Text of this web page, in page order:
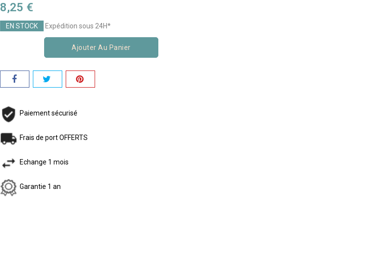
8,25 €
EN STOCK Expédition sous 24H*
Ajouter Au Panier
Paiement sécurisé
Frais de port OFFERTS
Echange 1 mois
Garantie 1 an